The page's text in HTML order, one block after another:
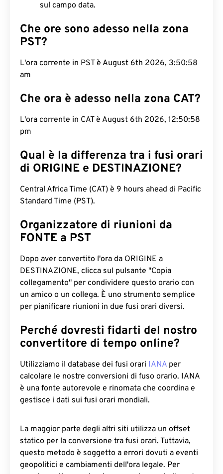
sul campo data.
Che ore sono adesso nella zona
PST?
L'ora corrente in PST è August 6th 2026, 3:50:59
am
Che ora è adesso nella zona CAT?
L'ora corrente in CAT è August 6th 2026, 12:50:59
pm
Qual è la differenza tra i fusi orari
di ORIGINE e DESTINAZIONE?
Central Africa Time (CAT) è 9 hours ahead di Pacific
Standard Time (PST).
Organizzatore di riunioni da
FONTE a PST
Dopo aver convertito l'ora da ORIGINE a
DESTINAZIONE, clicca sul pulsante "Copia
collegamento" per condividere questo orario con
un amico o un collega. È uno strumento semplice
per pianificare riunioni in due fusi orari diversi.
Perché dovresti fidarti del nostro
convertitore di tempo online?
Utilizziamo il database dei fusi orari IANA per
calcolare le nostre conversioni di fuso orario. IANA
è una fonte autorevole e rinomata che coordina e
gestisce i dati sui fusi orari mondiali.
La maggior parte degli altri siti utilizza un offset
statico per la conversione tra fusi orari. Tuttavia,
questo metodo è soggetto a errori dovuti a eventi
geopolitici e cambiamenti dell'ora legale. Per